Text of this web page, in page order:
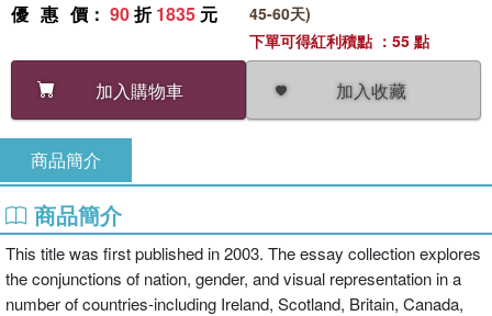
優惠價 ： 90折1835 元
加入購物車 加入收藏
45-60天)
下單可得紅利積點 ：55 點
商品簡介
商品簡介
This title was first published in 2003. The essay collection explores
the conjunctions of nation, gender, and visual representation in a
number of countries-including Ireland, Scotland, Britain, Canada,